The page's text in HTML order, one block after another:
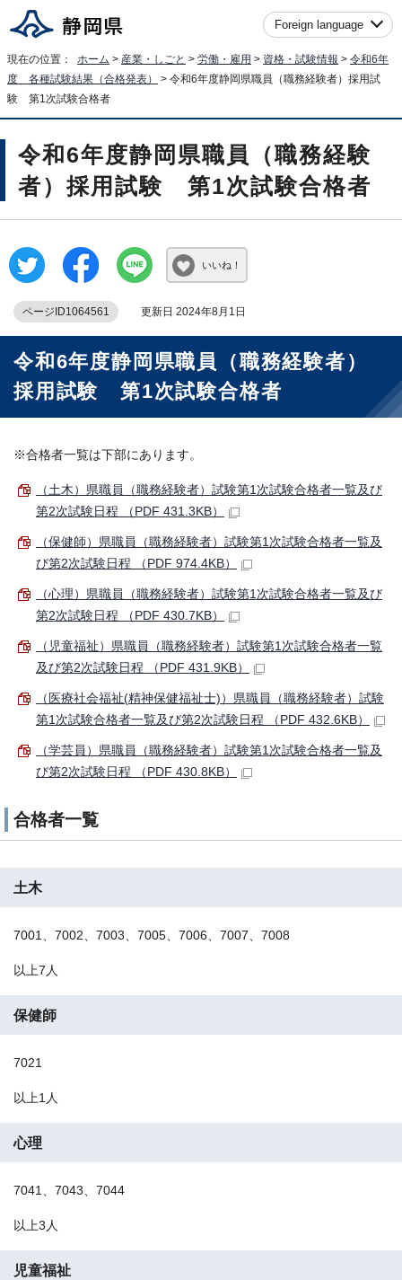
Foreign language
現在の位置： ホーム > 産業・しごと > 労働・雇用 > 資格・試験情報 > 令和6年
度 各種試験結果（合格発表）
> 令和6年度静岡県職員（職務経験者）採用試
験 第1次試験合格者
令和6年度静岡県職員（職務経験
者）採用試験 第1次試験合格者
いいね！
ページID1064561 更新日 2024年8月1日
令和6年度静岡県職員（職務経験者）
採用試験 第1次試験合格者
※合格者一覧は下部にあります。
（土木）県職員（職務経験者）試験第1次試験合格者一覧及び
第2次試験日程 （PDF 431.3KB）
（保健師）県職員（職務経験者）試験第1次試験合格者一覧及
び第2次試験日程 （PDF 974.4KB）
（心理）県職員（職務経験者）試験第1次試験合格者一覧及び
第2次試験日程 （PDF 430.7KB）
（児童福祉）県職員（職務経験者）試験第1次試験合格者一覧
及び第2次試験日程 （PDF 431.9KB）
（医療社会福祉(精神保健福祉士)）県職員（職務経験者）試験
第1次試験合格者一覧及び第2次試験日程 （PDF 432.6KB）
（学芸員）県職員（職務経験者）試験第1次試験合格者一覧及
び第2次試験日程 （PDF 430.8KB）
合格者一覧
土木
7001、7002、7003、7005、7006、7007、7008
以上7人
保健師
7021
以上1人
心理
7041、7043、7044
以上3人
児童福祉